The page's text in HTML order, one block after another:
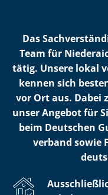
Das
Team für
tätig. Unsere lokal
kennen sich
vor Ort aus. Dabei
unser Angebot für
beim Deutschen
ver­band sowie